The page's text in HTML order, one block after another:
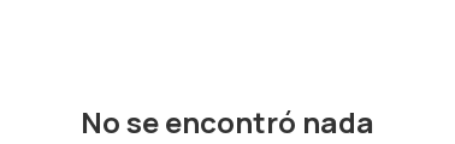
No se encontró nada